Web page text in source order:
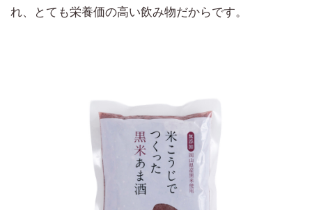
れ、とても栄養価の高い飲み物だからです。